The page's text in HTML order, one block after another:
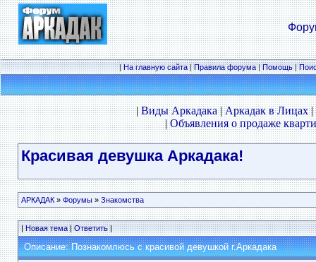
|На главную сайта|Правила форума|Помощь|
|Виды Аркадака|Аркадак в Лицах|
|Объявления о продаже
Красивая девушка Аркадака!
АРКАДАК» Форумы» Знакомства
|Новая тема|Ответить|
Описание: Познакомлюсь с красивой девушкой г.Аркадака